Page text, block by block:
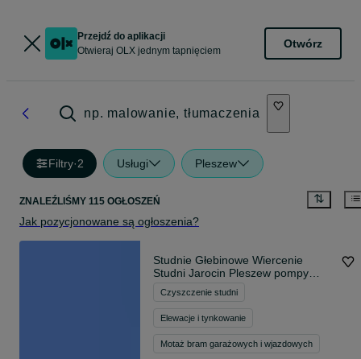
Przejdź do aplikacji
Otwieraj OLX jednym tapnięciem
Otwórz
np. malowanie, tłumaczenia
Filtry·2 Usługi Pleszew
ZNALEŹLIŚMY 115 OGŁOSZEŃ
Jak pozycjonowane są ogłoszenia?
Studnie Głebinowe Wiercenie
Studni Jarocin Pleszew pompy
ciepła
Czyszczenie studni
Elewacje i tynkowanie
Motaż bram garażowych i wjazdowych